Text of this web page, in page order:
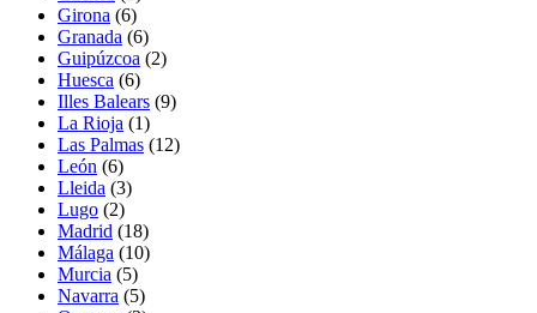
Girona (6)
Granada (6)
Guipúzcoa (2)
Huesca (6)
Illes Balears (9)
La Rioja (1)
Las Palmas (12)
León (6)
Lleida (3)
Lugo (2)
Madrid (18)
Málaga (10)
Murcia (5)
Navarra (5)